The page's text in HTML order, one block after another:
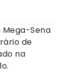
Mega-Sena
de
na